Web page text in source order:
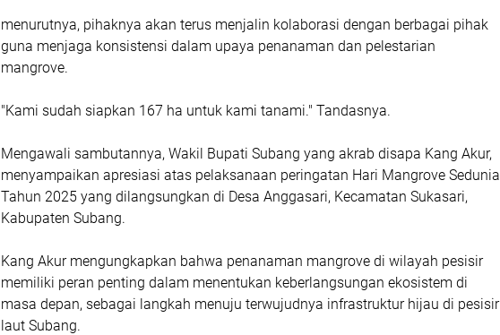
menurutnya, pihaknya akan terus menjalin kolaborasi dengan berbagai pihak
guna menjaga konsistensi dalam upaya penanaman dan pelestarian
mangrove.
"Kami sudah siapkan 167 ha untuk kami tanami." Tandasnya.
Mengawali sambutannya, Wakil Bupati Subang yang akrab disapa Kang Akur,
menyampaikan apresiasi atas pelaksanaan peringatan Hari Mangrove Sedunia
Tahun 2025 yang dilangsungkan di Desa Anggasari, Kecamatan Sukasari,
Kabupaten Subang.
Kang Akur mengungkapkan bahwa penanaman mangrove di wilayah pesisir
memiliki peran penting dalam menentukan keberlangsungan ekosistem di
masa depan, sebagai langkah menuju terwujudnya infrastruktur hijau di pesisir
laut Subang.